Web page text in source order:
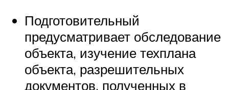
Подготовительный
предусматривает обследование
объекта, изучение техплана
объекта, разрешительных
документов, полученных в